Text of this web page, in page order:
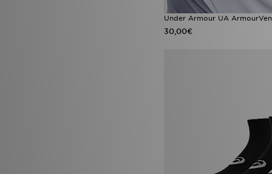
Under Armour UA
30,00€